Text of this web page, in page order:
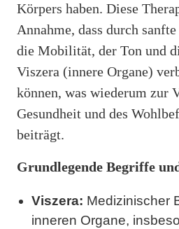
Körpers haben. Diese
Annahme, dass durch
die Mobilität, der Ton und
Viszera (innere Organe)
können, was wiederum zur
Gesundheit und des
beiträgt.
Grundlegende Begriffe
Viszera: Medizinischer
inneren Organe,